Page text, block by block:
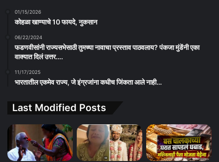
01/15/2026
कोहळा खाण्याचे 10 फायदे, नुकसान
06/22/2024
फडणवीसांनी राज्यसभेसाठी तुमच्या नावाचा प्रस्ताव पाठवलाय? पंकजा मुंडेंनी एका
वाक्यात दिलं उत्तर….
11/17/2025
भारतातील एकमेव राज्य, जे इंग्रजांना कधीच जिंकता आले नाही…
Last Modified Posts